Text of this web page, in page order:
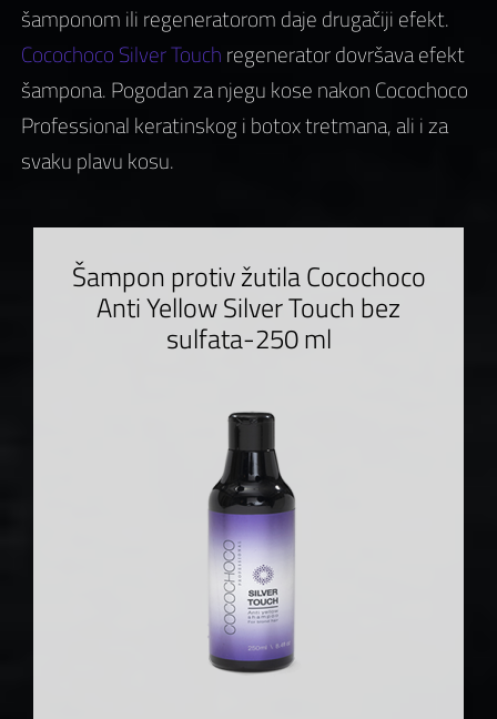
šamponom ili regeneratorom daje drugačiji efekt.
Cocochoco Silver Touch regenerator dovršava efekt
šampona. Pogodan za njegu kose nakon Cocochoco
Professional keratinskog i botox tretmana, ali i za
svaku plavu kosu.
Šampon protiv žutila Cocochoco
Anti Yellow Silver Touch bez
sulfata-250 ml